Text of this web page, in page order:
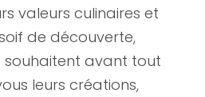
valeurs culinaires et
de découverte,
souhaitent avant tout
leurs créations,